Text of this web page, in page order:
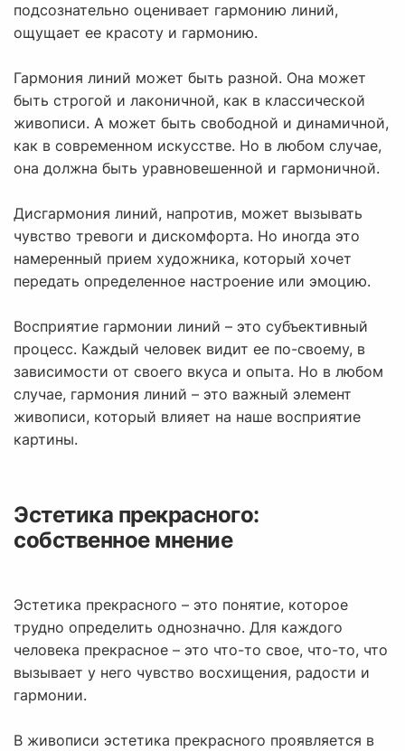
подсознательно оценивает гармонию линий,
ощущает ее красоту и гармонию.
Гармония линий может быть разной. Она может
быть строгой и лаконичной, как в классической
живописи. А может быть свободной и динамичной,
как в современном искусстве. Но в любом случае,
она должна быть уравновешенной и гармоничной.
Дисгармония линий, напротив, может вызывать
чувство тревоги и дискомфорта. Но иногда это
намеренный прием художника, который хочет
передать определенное настроение или эмоцию.
Восприятие гармонии линий – это субъективный
процесс. Каждый человек видит ее по-своему, в
зависимости от своего вкуса и опыта. Но в любом
случае, гармония линий – это важный элемент
живописи, который влияет на наше восприятие
картины.
Эстетика прекрасного:
собственное мнение
Эстетика прекрасного – это понятие, которое
трудно определить однозначно. Для каждого
человека прекрасное – это что-то свое, что-то, что
вызывает у него чувство восхищения, радости и
гармонии.
В живописи эстетика прекрасного проявляется в